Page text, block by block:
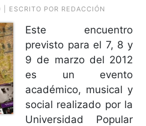
POR REDACCIÓN
Este encuentro
previsto para el 7, 8 y
9 de marzo del 2012
es un evento
académico, musical y
social realizado por la
Universidad Popular